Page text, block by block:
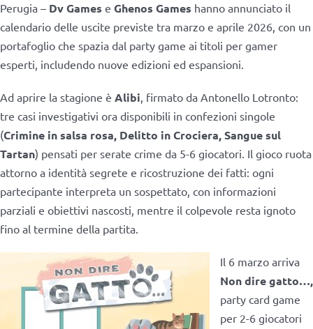
Perugia – Dv Games e Ghenos Games hanno annunciato il
calendario delle uscite previste tra marzo e aprile 2026, con un
portafoglio che spazia dal party game ai titoli per gamer
esperti, includendo nuove edizioni ed espansioni.
Ad aprire la stagione è Alibi, firmato da Antonello Lotronto:
tre casi investigativi ora disponibili in confezioni singole
(Crimine in salsa rosa, Delitto in Crociera, Sangue sul
Tartan) pensati per serate crime da 5-6 giocatori. Il gioco ruota
attorno a identità segrete e ricostruzione dei fatti: ogni
partecipante interpreta un sospettato, con informazioni
parziali e obiettivi nascosti, mentre il colpevole resta ignoto
fino al termine della partita.
Il 6 marzo arriva
Non dire gatto…,
party card game
per 2-6 giocatori